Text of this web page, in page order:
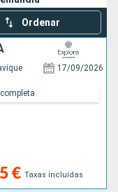
Ordenar
17/09/2026
€ Taxas incluídas